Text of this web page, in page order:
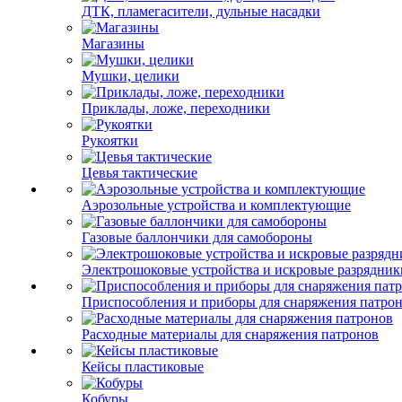
ДТК, пламегасители, дульные насадки
Магазины
Мушки, целики
Приклады, ложе, переходники
Рукоятки
Цевья тактические
Аэрозольные устройства и комплектующие
Газовые баллончики для самобороны
Электрошоковые устройства и искровые
Приспособления и приборы для снаряжения
Расходные материалы для снаряжения патронов
Кейсы пластиковые
Кобуры